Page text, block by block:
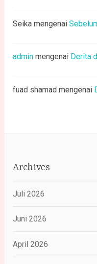
Seika mengenai
admin mengenai Derita
fuad shamad mengenai
Archives
Juli 2026
Juni 2026
April 2026